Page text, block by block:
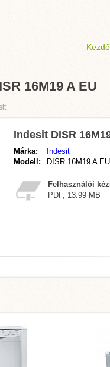
16M19 A EU
Indesit DISR
Márka:
Indesit
Modell:
DISR 16M19 A EU
Felhasználói
PDF, 13.99 MB